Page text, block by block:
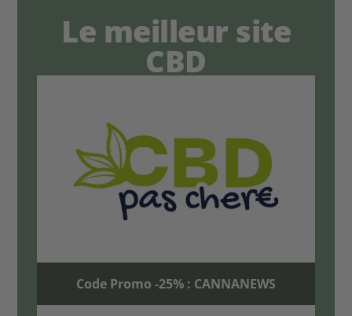
Le meilleur site
CBD
Code Promo -25% : CANNANEWS